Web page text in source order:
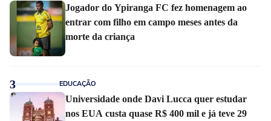
Jogador do Ypiranga FC fez homenagem ao
entrar com filho em campo meses antes da
morte da criança
3 EDUCAÇÃO
Universidade onde Davi Lucca quer estudar
nos EUA custa quase R$ 400 mil e já teve 29